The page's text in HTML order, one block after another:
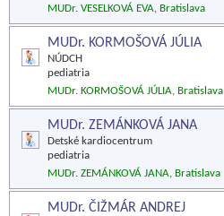
MUDr. VESELKOVÁ EVA, Bratislava
MUDr. KORMOŠOVÁ JÚLIA
NÚDCH
pediatria
MUDr. KORMOŠOVÁ JÚLIA, Bratislava
MUDr. ZEMÁNKOVÁ JANA
Detské kardiocentrum
pediatria
MUDr. ZEMÁNKOVÁ JANA, Bratislava
MUDr. ČIŽMÁR ANDREJ